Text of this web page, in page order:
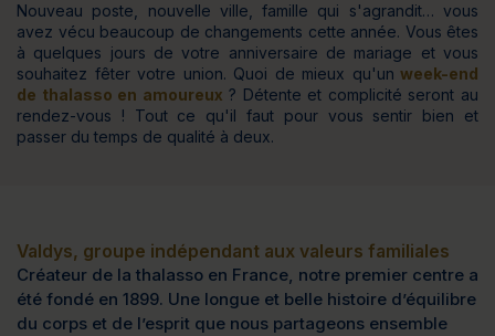
Nouveau poste, nouvelle ville, famille qui s'agrandit… vous
avez vécu beaucoup de changements cette année. Vous êtes
à quelques jours de votre anniversaire de mariage et vous
souhaitez fêter votre union. Quoi de mieux qu'un week-end
de thalasso en amoureux ? Détente et complicité seront au
rendez-vous ! Tout ce qu'il faut pour vous sentir bien et
passer du temps de qualité à deux.
Valdys, groupe indépendant aux valeurs familiales
Créateur de la thalasso en France, notre premier centre a
été fondé en 1899. Une longue et belle histoire d’équilibre
du corps et de l’esprit que nous partageons ensemble